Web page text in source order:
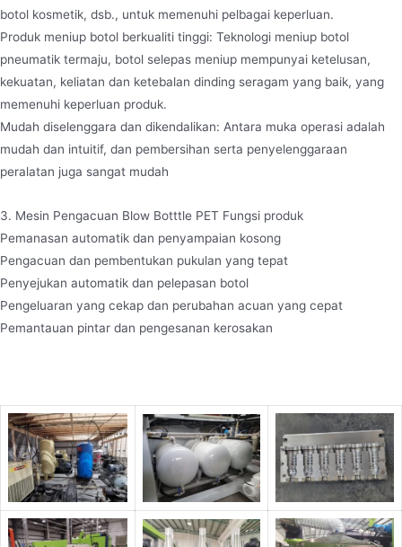
botol kosmetik, dsb., untuk memenuhi pelbagai keperluan.
Produk meniup botol berkualiti tinggi: Teknologi meniup botol
pneumatik termaju, botol selepas meniup mempunyai ketelusan,
kekuatan, keliatan dan ketebalan dinding seragam yang baik, yang
memenuhi keperluan produk.
Mudah diselenggara dan dikendalikan: Antara muka operasi adalah
mudah dan intuitif, dan pembersihan serta penyelenggaraan
peralatan juga sangat mudah
3. Mesin Pengacuan Blow Botttle PET Fungsi produk
Pemanasan automatik dan penyampaian kosong
Pengacuan dan pembentukan pukulan yang tepat
Penyejukan automatik dan pelepasan botol
Pengeluaran yang cekap dan perubahan acuan yang cepat
Pemantauan pintar dan pengesanan kerosakan